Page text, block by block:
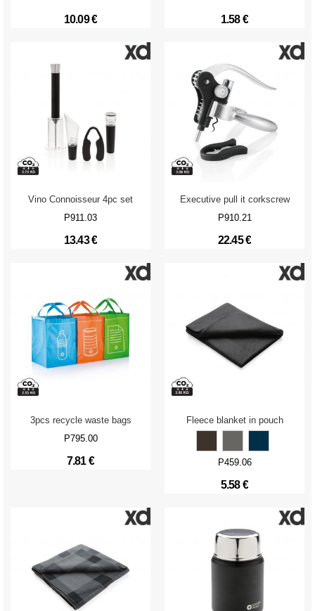
10.09 € 1.58 €
Vino Connoisseur 4pc set
P911.03
13.43 €
Executive pull it corkscrew
P910.21
22.45 €
3pcs recycle waste bags
P795.00
7.81 €
Fleece blanket in pouch
P459.06
5.58 €